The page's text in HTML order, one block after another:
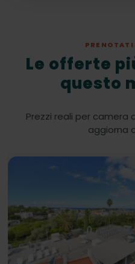
PRENOTATI
Le offerte
questo
Prezzi reali per camera
aggiorna